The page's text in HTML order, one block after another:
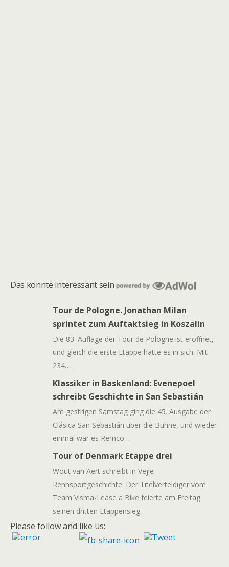
Das könnte interessant sein
Tour de Pologne. Jonathan Milan
sprintet zum Auftaktsieg in Koszalin
Die 83. Auflage der Tour de Pologne ist eröffnet,
und gleich die erste Etappe hatte es in sich: Mit
234…
Klassiker in Baskenland: Evenepoel
schreibt Geschichte in San Sebastián
Am gestrigen Samstag ging die 45. Ausgabe der
Clásica San Sebastián über die Bühne, und wieder
einmal war es Remco…
Tour of Denmark Etappe drei
Wout van Aert schreibt in Vejle
Rennsportgeschichte: Der Titelverteidiger vom
Team Visma-Lease a Bike feierte am Freitag
seinen dritten Etappensieg…
Please follow and like us: